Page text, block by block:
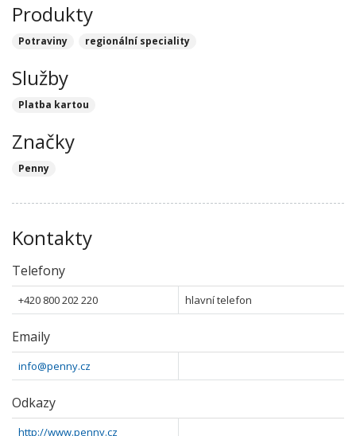
Produkty
Potraviny regionální speciality
Služby
Platba kartou
Značky
Penny
Kontakty
Telefony
+420 800 202 220 hlavní telefon
Emaily
info@penny.cz
Odkazy
http://www.penny.cz